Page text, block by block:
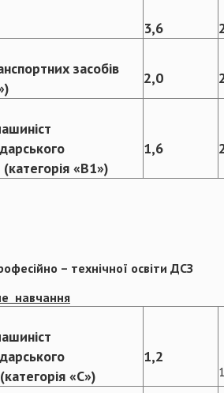
3,6
засобів
2,0
«В1»)
1,6
– технічної освіти ДСЗ
навчання
«С»)
1,2